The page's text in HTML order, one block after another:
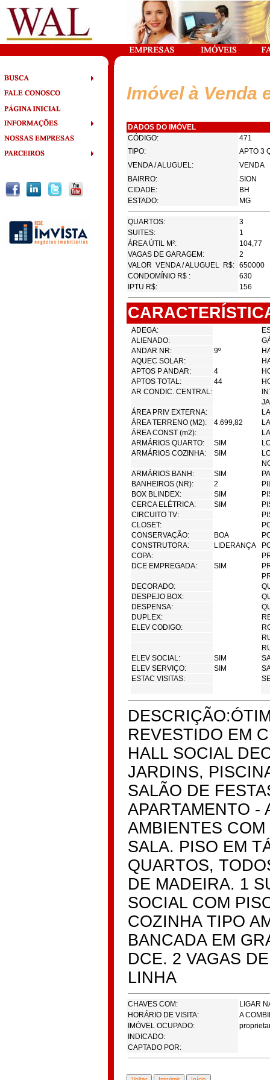
Imóvel à Venda
DADOS DO IMÓVEL
CÓDIGO:
471
TIPO:
APTO 3
VENDA / ALUGUEL:
VENDA
BAIRRO:
SION
CIDADE:
BH
ESTADO:
MG
QUARTOS:
3
SUITES:
1
ÁREA ÚTIL M²:
104,77
VAGAS DE GARAGEM:
2
VALOR VENDA / ALUGUEL R$: 650000
CONDOMÍNIO R$ :
630
IPTU R$:
156
ADEGA:
ALIENADO:
ANDAR NR:
9º
AQUEC SOLAR:
APTOS P ANDAR:
4
APTOS TOTAL:
44
AR CONDIC. CENTRAL:
ÁREA PRIV EXTERNA:
ÁREA TERRENO (M2):
4.699,82
ÁREA CONST (m2):
ARMÁRIOS QUARTO:
SIM
ARMÁRIOS COZINHA:
SIM
ARMÁRIOS BANH:
SIM
BANHEIROS (NR):
2
BOX BLINDEX:
SIM
CERCA ELÉTRICA:
SIM
CIRCUITO TV:
CLOSET:
CONSERVAÇÃO:
BOA
CONSTRUTORA:
LIDERANÇA
COPA:
DCE EMPREGADA:
SIM
DECORADO:
DESPEJO BOX:
DESPENSA:
DUPLEX:
ELEV CODIGO:
ELEV SOCIAL:
SIM
ELEV SERVIÇO:
SIM
ESTAC VISITAS:
REVESTIDO EM
HALL SOCIAL
JARDINS,
SALÃO DE
APARTAMENTO -
AMBIENTES
SALA. PISO EM
QUARTOS,
DE MADEIRA. 1
SOCIAL COM
COZINHA TIPO
BANCADA EM
DCE. 2 VAGAS
LINHA
CHAVES COM:
LIGAR
HORÁRIO DE VISITA:
A
IMÓVEL OCUPADO:
INDICADO:
CAPTADO POR: